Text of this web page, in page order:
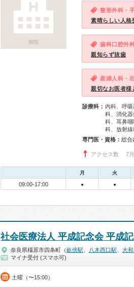
病院
整形外科・
素晴らしい人格
歯科口腔外
親知らず抜歯
産婦人科・
親切なお医者様
診療科： 内科、呼
科、消化
科、耳鼻
科、放射線
専門医・資格：
アクセス数 7月
月 火
09:00-17:00 ● ●
社会医療法人 平成記念会 平成
奈良県橿原市四条町（畝傍駅 八木西口駅 大
マイナ受付 (スマホ可)
土曜（〜15:00）